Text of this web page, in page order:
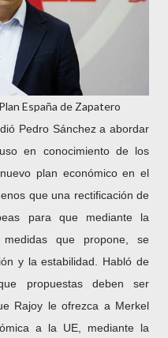
España de Zapatero
Pedro Sánchez a abordar
en conocimiento de los
plan económico en el
que una rectificación de
para que mediante la
que propone, se
y la estabilidad. Habló de
propuestas deben ser
Rajoy le ofrezca a Merkel
a la UE, mediante la